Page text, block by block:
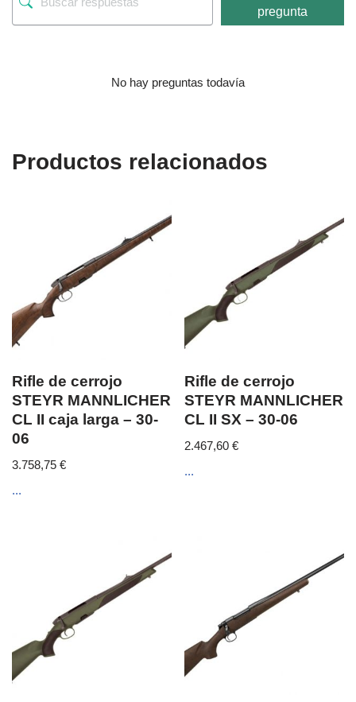
pregunta
No hay preguntas todavía
Productos relacionados
Rifle de cerrojo
STEYR MANNLICHER
CL II caja larga – 30-
06
3.758,75 €
...
Rifle de cerrojo
STEYR MANNLICHER
CL II SX – 30-06
2.467,60€
...